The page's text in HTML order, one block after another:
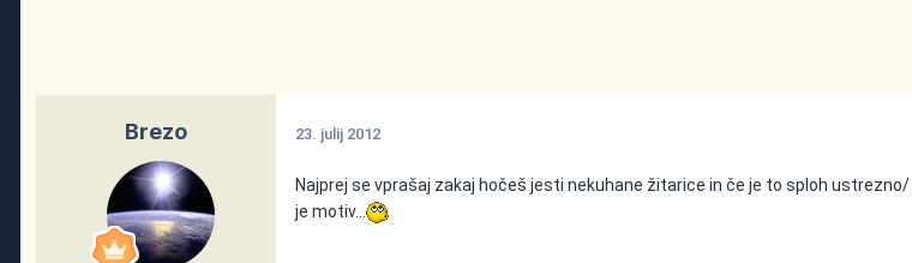
Brezo 23. julij 2012
Najprej se vprašaj zakaj hočeš jesti nekuhane žitarice in če je to sploh
je motiv...